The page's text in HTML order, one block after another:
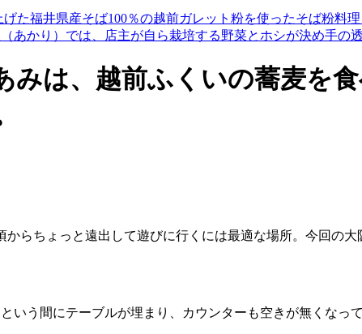
た福井県産そば100％の越前ガレット粉を使ったそば粉料理
あかり）では、店主が自ら栽培する野菜とホシが決め手の
みは、越前ふくいの蕎麦を
らちょっと遠出して遊びに行くには最適な場所。今回の
いう間にテーブルが埋まり、カウンターも空きが無くなっ